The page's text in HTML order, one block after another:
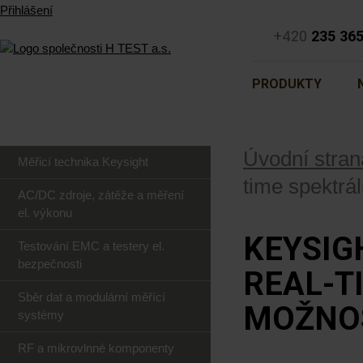
+420 235
PRODUKTY
Přihlášení
Úvodní
time
REAL-
Měřicí technika Keysight
AC/DC zdroje, zátěže a měření
el. výkonu
Testování EMC a testery el.
bezpečnosti
Sběr dat a modulární měřící
systémy
RF a mikrovlnné komponenty